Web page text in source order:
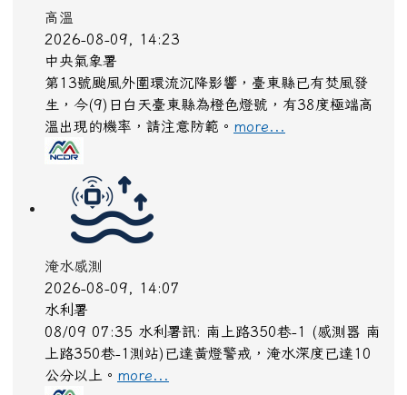
高溫
2026-08-09, 14:23
中央氣象署
第13號颱風外圍環流沉降影響，臺東縣已有焚風發
生，今(9)日白天臺東縣為橙色燈號，有38度極端高
溫出現的機率，請注意防範。 more...
淹水感測
2026-08-09, 14:07
水利署
08/09 07:35 水利署訊: 南上路350巷-1 (感測器 南
上路350巷-1測站)已達黃燈警戒，淹水深度已達10
公分以上。​​​ more...